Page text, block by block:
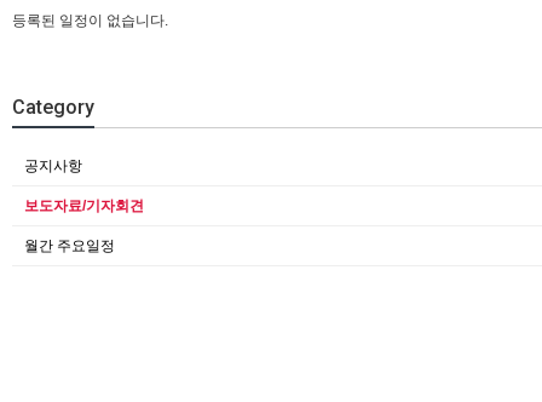
등록된 일정이 없습니다.
Category
공지사항
보도자료/기자회견
월간 주요일정